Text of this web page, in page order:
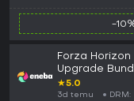
-
Forza
Upgrade
(Windows/
XBOX LIVE
★5.0
3d temu DRM: